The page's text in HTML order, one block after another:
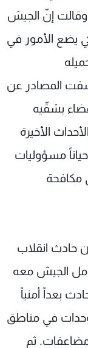
إنّ الجيش
يضع الأمور في
المصادر عن
بشقّيه
الأخيرة
مسؤوليات
مكافحة
حادث انقلاب
الجيش معه
بعداً أمنياً
وحدات في مناطق
مضاعفات. ثم